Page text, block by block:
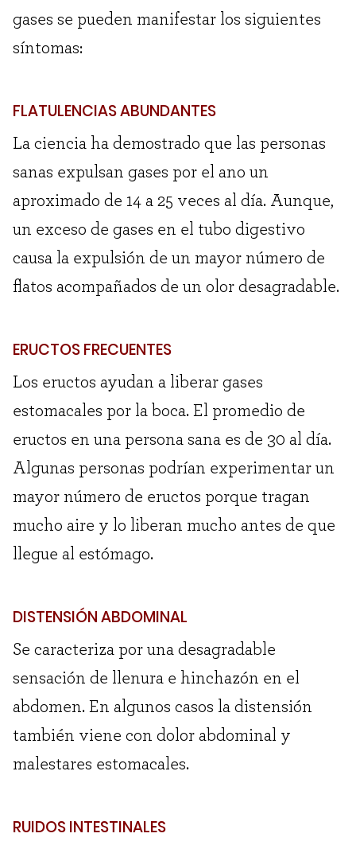
gases se pueden manifestar los siguientes
síntomas:
FLATULENCIAS ABUNDANTES
La ciencia ha demostrado que las personas
sanas expulsan gases por el ano un
aproximado de 14 a 25 veces al día. Aunque,
un exceso de gases en el tubo digestivo
causa la expulsión de un mayor número de
flatos acompañados de un olor desagradable.
ERUCTOS FRECUENTES
Los eructos ayudan a liberar gases
estomacales por la boca. El promedio de
eructos en una persona sana es de 30 al día.
Algunas personas podrían experimentar un
mayor número de eructos porque tragan
mucho aire y lo liberan mucho antes de que
llegue al estómago.
DISTENSIÓN ABDOMINAL
Se caracteriza por una desagradable
sensación de llenura e hinchazón en el
abdomen. En algunos casos la distensión
también viene con dolor abdominal y
malestares estomacales.
RUIDOS INTESTINALES